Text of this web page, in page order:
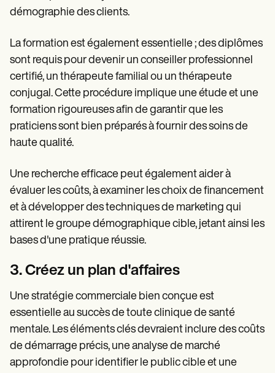
démographie des clients.
La formation est également essentielle ; des diplômes
sont requis pour devenir un conseiller professionnel
certifié, un thérapeute familial ou un thérapeute
conjugal. Cette procédure implique une étude et une
formation rigoureuses afin de garantir que les
praticiens sont bien préparés à fournir des soins de
haute qualité.
Une recherche efficace peut également aider à
évaluer les coûts, à examiner les choix de financement
et à développer des techniques de marketing qui
attirent le groupe démographique cible, jetant ainsi les
bases d'une pratique réussie.
3. Créez un plan d'affaires
Une stratégie commerciale bien conçue est
essentielle au succès de toute clinique de santé
mentale. Les éléments clés devraient inclure des coûts
de démarrage précis, une analyse de marché
approfondie pour identifier le public cible et une